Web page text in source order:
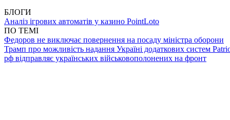
БЛОГИ
Аналіз ігрових автоматів у казино PointLoto
ПО ТЕМІ
Федоров не виключає повернення на посаду міністра оборони
Трамп про можливість надання Україні додаткових систем
рф відправляє українських військовополонених на фронт